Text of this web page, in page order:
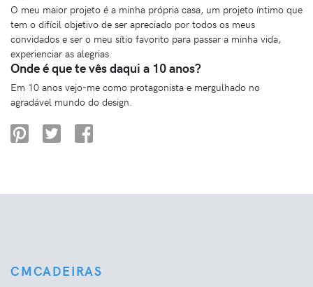
O meu maior projeto é a minha própria casa, um projeto íntimo que
tem o difícil objetivo de ser apreciado por todos os meus
convidados e ser o meu sítio favorito para passar a minha vida,
experienciar as alegrias.
Onde é que te vês daqui a 10 anos?
Em 10 anos vejo-me como protagonista e mergulhado no
agradável mundo do design.
CMCADEIRAS